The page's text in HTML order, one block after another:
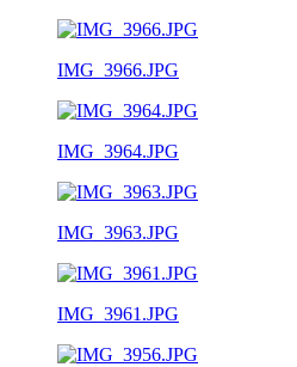
IMG_3966.JPG
IMG_3964.JPG
IMG_3963.JPG
IMG_3961.JPG